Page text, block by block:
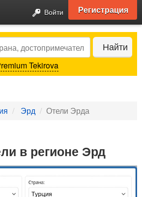
Войти Регистрация
Найти
Tekirova
Эрд Отели Эрда
в регионе Эрд